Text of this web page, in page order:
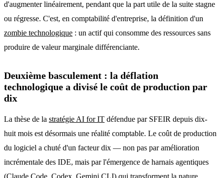
d'augmenter linéairement, pendant que la part utile de la suite stagne
ou régresse. C'est, en comptabilité d'entreprise, la définition d'un
zombie technologique : un actif qui consomme des ressources sans
produire de valeur marginale différenciante.
Deuxième basculement : la déflation
technologique a divisé le coût de production par
dix
La thèse de la stratégie AI for IT défendue par SFEIR depuis dix-
huit mois est désormais une réalité comptable. Le coût de production
du logiciel a chuté d'un facteur dix — non pas par amélioration
incrémentale des IDE, mais par l'émergence de harnais agentiques
(Claude Code, Codex, Gemini CLI) qui transforment la nature